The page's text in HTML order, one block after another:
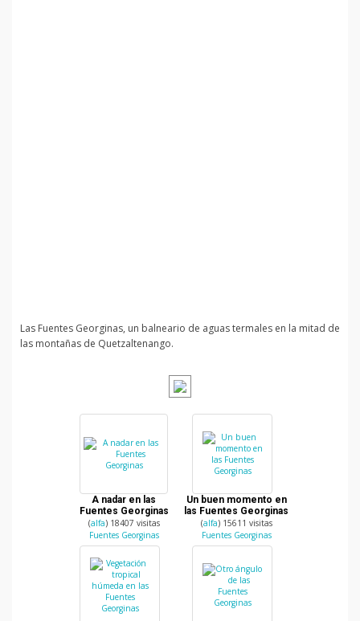
Las Fuentes Georginas, un balneario de aguas termales en la mitad de
las montañas de Quetzaltenango.
A nadar en las
Fuentes Georginas
(alfa) 18407 visitas
Fuentes Georginas
Un buen momento en
las Fuentes Georginas
(alfa) 15611 visitas
Fuentes Georginas